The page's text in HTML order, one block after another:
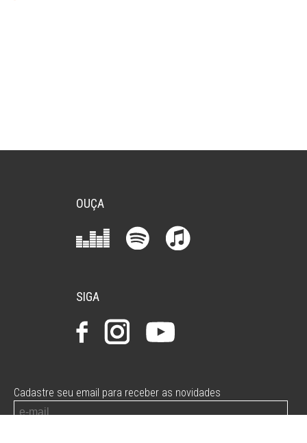
OUÇA
SIGA
Cadastre seu email para receber as novidades